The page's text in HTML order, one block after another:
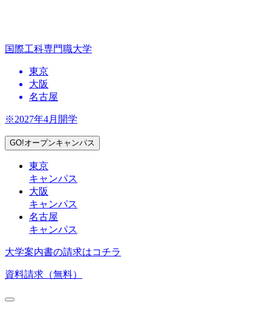
国際工科専門職大学
東京
大阪
名古屋
※2027年4月開学
GO!オープンキャンパス
東京
キャンパス
大阪
キャンパス
名古屋
キャンパス
大学案内書の請求はコチラ
資料請求（無料）